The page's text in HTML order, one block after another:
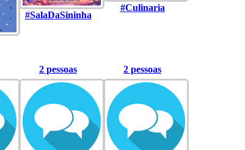
#SalaDaSininha
#Culinaria
2 pessoas 2 pessoas